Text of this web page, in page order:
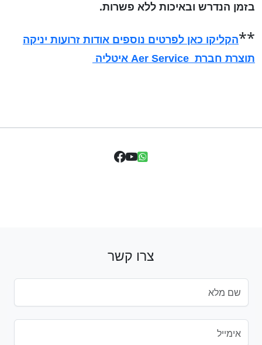
בזמן הנדרש ובאיכות ללא פשרות.
**הקליקו כאן לפרטים נוספים אודות זרועות יניקה
תוצרת חברת Aer Service איטליה
צרו קשר